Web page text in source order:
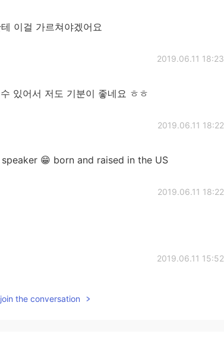
이걸 가르쳐야겠어요
2019.06.11 18:23
있어서 저도 기분이 좋네요 ㅎㅎ
2019.06.11 18:22
😁 born and raised in the US
2019.06.11 18:22
2019.06.11 15:52
the conversation